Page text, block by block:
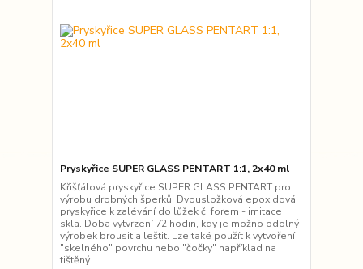
Pryskyřice SUPER GLASS PENTART 1:1, 2x40 ml
Křišťálová pryskyřice SUPER GLASS PENTART pro
výrobu drobných šperků. Dvousložková epoxidová
pryskyřice k zalévání do lůžek či forem - imitace
skla. Doba vytvrzení 72 hodin, kdy je možno odolný
výrobek brousit a leštit. Lze také použít k vytvoření
"skelného" povrchu nebo "čočky" například na
tištěný...